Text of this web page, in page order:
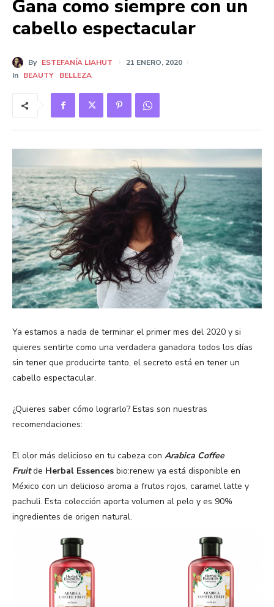
Gana como siempre con un
cabello espectacular
By ESTEFANÍA LIAHUT
21 ENERO, 2020
In BEAUTY BELLEZA
Ya estamos a nada de terminar el primer mes del 2020 y si
quieres sentirte como una verdadera ganadora todos los días
sin tener que producirte tanto, el secreto está en tener un
cabello espectacular.
¿Quieres saber cómo lograrlo? Estas son nuestras
recomendaciones:
El olor más delicioso en tu cabeza con Arabica Coffee
Fruitde Herbal Essences bio:renew ya está disponible en
México con un delicioso aroma a frutos rojos, caramel latte y
pachuli. Esta colección aporta volumen al pelo y es 90%
ingredientes de origen natural.